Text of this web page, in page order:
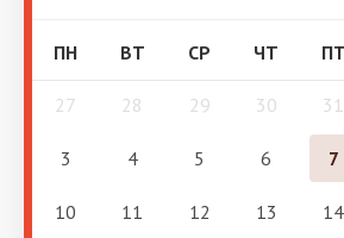
ПН ВТ СР ЧТ ПТ
27 28 29 30 31
3 4 5 6 7
10 11 12 13 14